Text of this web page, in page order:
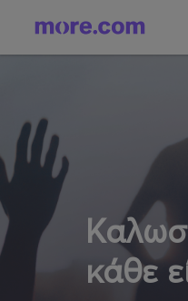
κάθε